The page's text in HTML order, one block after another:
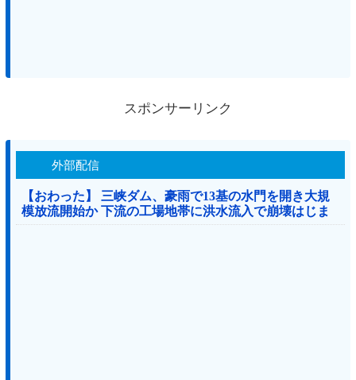
スポンサーリンク
外部配信
【おわった】 三峡ダム、豪雨で13基の水門を開き大規
模放流開始か 下流の工場地帯に洪水流入で崩壊はじま
る